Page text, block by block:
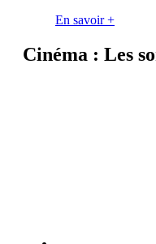
En savoir +
Cinéma : Les